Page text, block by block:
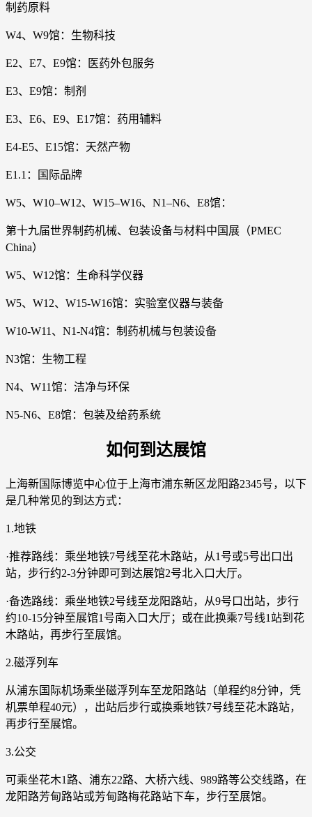
制药原料
W4、W9馆：生物科技
E2、E7、E9馆：医药外包服务
E3、E9馆：制剂
E3、E6、E9、E17馆：药用辅料
E4-E5、E15馆：天然产物
E1.1：国际品牌
W5、W10–W12、W15–W16、N1–N6、E8馆：
第十九届世界制药机械、包装设备与材料中国展（PMEC
China）
W5、W12馆：生命科学仪器
W5、W12、W15-W16馆：实验室仪器与装备
W10-W11、N1-N4馆：制药机械与包装设备
N3馆：生物工程
N4、W11馆：洁净与环保
N5-N6、E8馆：包装及给药系统
如何到达展馆
上海新国际博览中心位于上海市浦东新区龙阳路2345号，以下
是几种常见的到达方式：
1.地铁
·推荐路线：乘坐地铁7号线至花木路站，从1号或5号出口出
站，步行约2-3分钟即可到达展馆2号北入口大厅。
·备选路线：乘坐地铁2号线至龙阳路站，从9号口出站，步行
约10-15分钟至展馆1号南入口大厅；或在此换乘7号线1站到花
木路站，再步行至展馆。
2.磁浮列车
从浦东国际机场乘坐磁浮列车至龙阳路站（单程约8分钟，凭
机票单程40元），出站后步行或换乘地铁7号线至花木路站，
再步行至展馆。
3.公交
可乘坐花木1路、浦东22路、大桥六线、989路等公交线路，在
龙阳路芳甸路站或芳甸路梅花路站下车，步行至展馆。